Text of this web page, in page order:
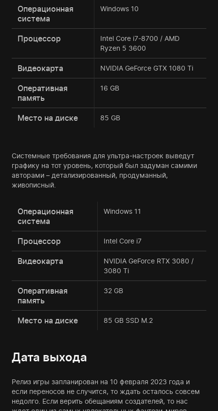
Операционная
система
Windows 10
Процессор
Intel Core i7-8700 / AMD
Ryzen 5 3600
Видеокарта NVIDIA GeForce GTX 1080 Ti
Оперативная
память
16 GB
Место на диске 85 GB
Системные требования для ультра-настроек выведут
графику на тот уровень, который был задуман самими
авторами – детализированный, продуманный,
живописный.
Операционная
система
Windows 11
Процессор Intel Core i7
Видеокарта
NVIDIA GeForce RTX 3080 /
3080 Ti
Оперативная
память
32 GB
Место на диске 85 GB SSD M.2
Дата выхода
Релиз игры запланирован на 10 февраля 2023 года и
если переносов не случится, то ждать осталось совсем
недолго. Если верить обещаниям создателей, то нас